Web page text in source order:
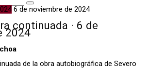
6 de noviembre de 2024
continuada · 6 de
2024
de la obra autobiográfica de Severo